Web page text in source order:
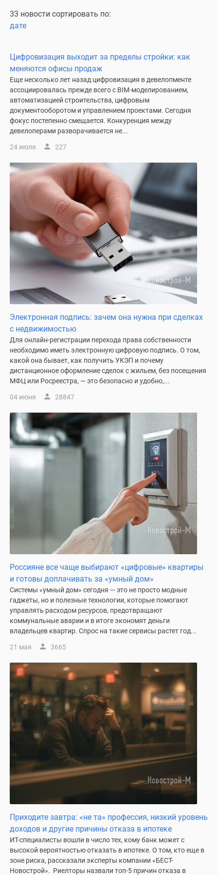
Специальные
предложения
Продавцы
застройщики
Панорамы
новостроек
Видеообзор
новостроек
новостроек
Экология
Москвы
Подмосковья
Студии
комнатные
Квартиры
карте
Ипотечный
калькулятор
Семейная
ипотека
Военная
ипотека
Банки
программы
Медиа
Новости
недвижимости
Мнение
новостроек
проекте
Контакты
Реклама
сайте
Дзен
Машино-
места
Апартаменты
#траншевая
ипотека
#рассрочка
ипотека
Квартиры
41%
Видео
360°
новостроек
Субсидированная
33 новости сортировать по:
дате
Цифровизация выходит за пределы стройки: как
меняются офисы продаж
Еще несколько лет назад цифровизация в девелопменте
ассоциировалась прежде всего с BIM-моделированием,
автоматизацией строительства, цифровым
документооборотом и управлением проектами. Сегодня
фокус постепенно смещается. Конкуренция между
девелоперами разворачивается не...
24 июля 227
Электронная подпись: зачем она нужна при сделках
с недвижимостью
Для онлайн-регистрации перехода права собственности
необходимо иметь электронную цифровую подпись. О том,
какой она бывает, как получить УКЭП и почему
дистанционное оформление сделок с жильем, без посещения
МФЦ или Росреестра, — это безопасно и удобно,...
04 июня 28847
Россияне все чаще выбирают «цифровые» квартиры
и готовы доплачивать за «умный дом»
Системы «умный дом» сегодня — это не просто модные
гаджеты, но и полезные технологии, которые помогают
управлять расходом ресурсов, предотвращают
коммунальные аварии и в итоге экономят деньги
владельцев квартир. Спрос на такие сервисы растет год...
21 мая 3665
Приходите завтра: «не та» профессия, низкий уровень
доходов и другие причины отказа в ипотеке
ИТ-специалисты вошли в число тех, кому банк может с
высокой вероятностью отказать в ипотеке. О том, кто еще в
зоне риска, рассказали эксперты компании «БЕСТ-
Новострой». Риелторы назвали топ-5 причин отказа в